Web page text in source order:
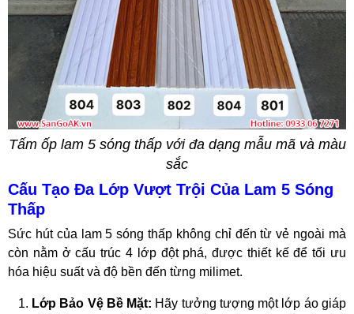
Tấm ốp lam 5 sóng thấp với đa dạng mẫu mã và màu
sắc
Cấu Tạo Đa Lớp Vượt Trội Của Lam 5 Sóng
Thấp
Sức hút của lam 5 sóng thấp không chỉ đến từ vẻ ngoài mà
còn nằm ở cấu trúc 4 lớp đột phá, được thiết kế để tối ưu
hóa hiệu suất và độ bền đến từng milimet.
Lớp Bảo Vệ Bề Mặt: Hãy tưởng tượng một lớp áo giáp